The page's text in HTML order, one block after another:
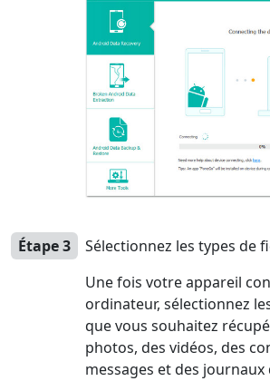
Étape 3
Sélectionnez les types de
Une fois votre appareil
ordinateur, sélectionnez
que vous souhaitez
photos, des vidéos, des
messages et des journaux